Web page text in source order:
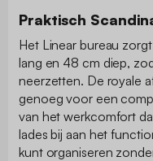
Praktisch
Het Linear bureau
lang en 48 cm diep,
neerzetten. De royale
genoeg voor een
van het werkcomfort
lades bij aan het
kunt organiseren